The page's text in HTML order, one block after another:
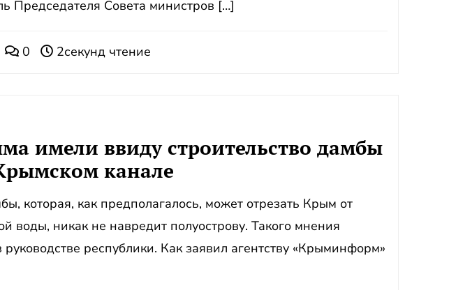
Председателя Совета министров […]
0 2секунд чтение
имели ввиду строительство дамбы
канале
которая, как предполагалось, может отрезать Крым от
воды, никак не навредит полуострову. Такого мнения
республики. Как заявил агентству «Крыминформ»